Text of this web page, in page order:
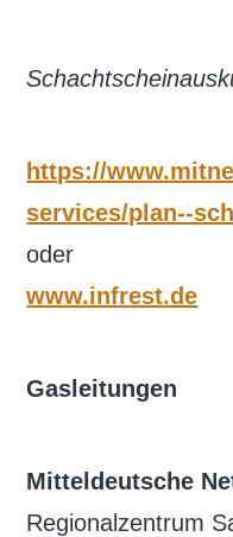
https://
services/plan--
oder
www.infrest.de
Gasleitungen
Mitteldeutsche
Regionalzentrum